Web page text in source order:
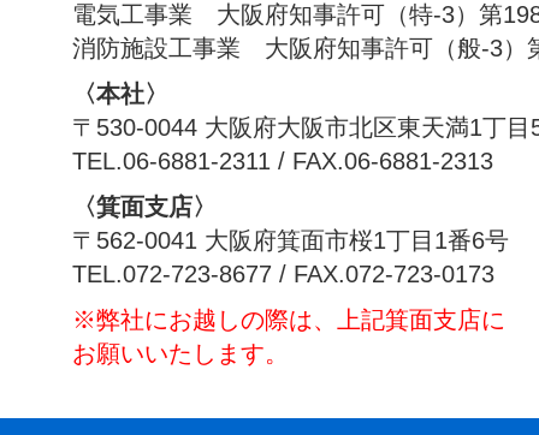
電気工事業 大阪府知事許可（特-3）第
消防施設工事業 大阪府知事許可（般-3）
〈本社〉
〒530-0044 大阪府大阪市北区東天満1丁目
TEL.06-6881-2311 / FAX.06-6881-2313
〈箕面支店〉
〒562-0041 大阪府箕面市桜1丁目1番6号
TEL.072-723-8677 / FAX.072-723-0173
※弊社にお越しの際は、上記箕面支店に
お願いいたします。